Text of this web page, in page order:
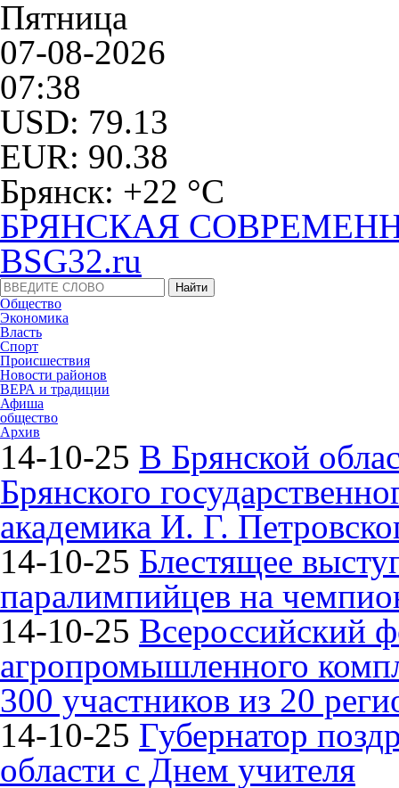
Пятница
07-08-2026
07:38
USD: 79.13
EUR: 90.38
Брянск: +22 °С
БРЯНСКАЯ
BSG32.ru
Общество
Экономика
Власть
Спорт
Происшествия
Новости районов
ВЕРА и традиции
Афиша
общество
Архив
14-10-25 В Брянской
Брянского
академика И. Г.
14-10-25 Блестящее
паралимпийцев на
14-10-25 Всероссийский
агропромышленного
300 участников из 20
14-10-25 Губернатор
области с Днем учителя